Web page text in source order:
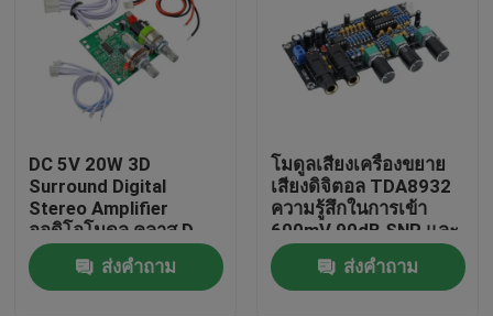
หน้าแรก
DC 5V 20W 3D
Surround Digital
Stereo Amplifier
ออดิโอโมดูล คลาส D
บอร์ดเครื่องขยายเสียง
ส่งคำถาม
โมดูลเสียงเครื่องขยาย
เสียงดิจิตอล TDA8932
ความรู้สึกในการเข้า
600mV 90dB SNR และ
พลังงานการออก 3W
ส่งคำถาม